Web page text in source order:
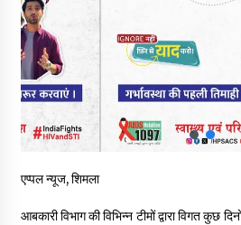
वन विभाग के एक हजार खिलाड़ी
07/08/2026
30 बैग की सीमा पर भाजपा का
की तोड़ी कमर- संदीपनी
07/08/2026
एप्पल न्यूज, शिमला
आबकारी विभाग की विभिन्न टीमों द्वारा विगत कुछ